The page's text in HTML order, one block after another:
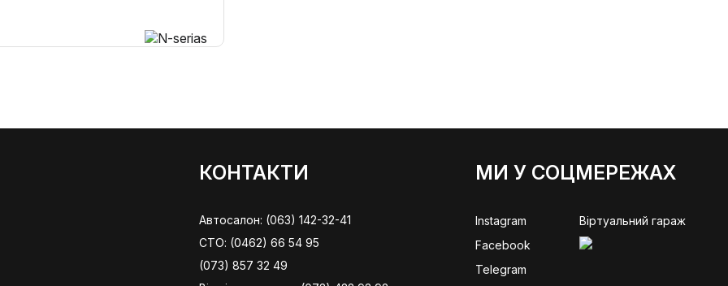
КОНТАКТИ
Автосалон: (063) 142-32-41
СТО: (0462) 66 54 95
(073) 857 32 49
МИ У СОЦМЕРЕЖАХ
Instagram
Facebook
Telegram
Віртуальний гараж